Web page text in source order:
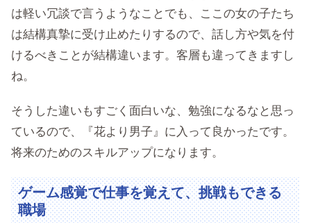
は軽い冗談で言うようなことでも、ここの女の子たち
は結構真摯に受け止めたりするので、話し方や気を付
けるべきことが結構違います。客層も違ってきますし
ね。
そうした違いもすごく面白いな、勉強になるなと思っ
ているので、『花より男子』に入って良かったです。
将来のためのスキルアップになります。
ゲーム感覚で仕事を覚えて、挑戦もできる
職場